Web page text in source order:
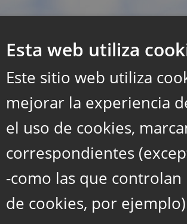
Esta web utiliza
Este sitio web utiliza
mejorar la experiencia
el uso de cookies,
correspondientes
-como las que
de cookies, por